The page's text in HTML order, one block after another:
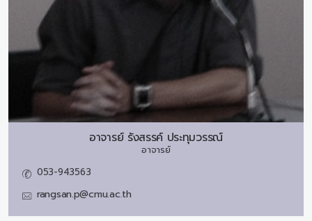
อาจารย์ รังสรรค์ ประทุมวรรณ์
อาจารย์
053-943563
rangsan.p@cmu.ac.th